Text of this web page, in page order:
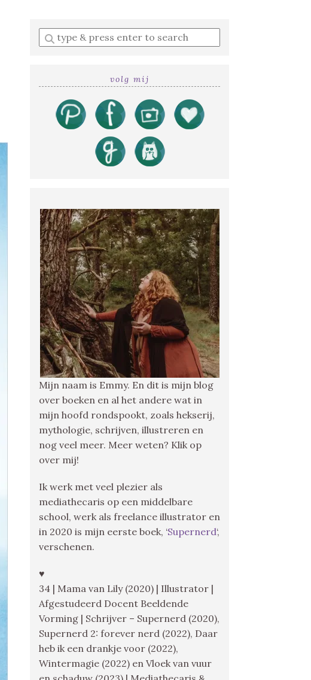
Enter
a
volg mij
Mijn naam is Emmy. En dit is mijn blog
over boeken en al het andere wat in
mijn hoofd rondspookt, zoals hekserij,
mythologie, schrijven, illustreren en
nog veel meer. Meer weten? Klik op
over mij!
Ik werk met veel plezier als
mediathecaris op een middelbare
school, werk als freelance illustrator en
in 2020 is mijn eerste boek, ‘Supernerd‘,
verschenen.
♥
34 | Mama van Lily (2020) | Illustrator |
Afgestudeerd Docent Beeldende
Vorming | Schrijver – Supernerd (2020),
Supernerd 2: forever nerd (2022), Daar
heb ik een drankje voor (2022),
Wintermagie (2022) en Vloek van vuur